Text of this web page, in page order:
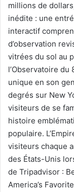
millions de
inédite : une
interactif
d’observation
vitrées du sol au
l’Observatoire
unique en son
degrés sur New
visiteurs de se
histoire
populaire.
visiteurs chaque
des États-Unis
de Tripadvisor :
America’s